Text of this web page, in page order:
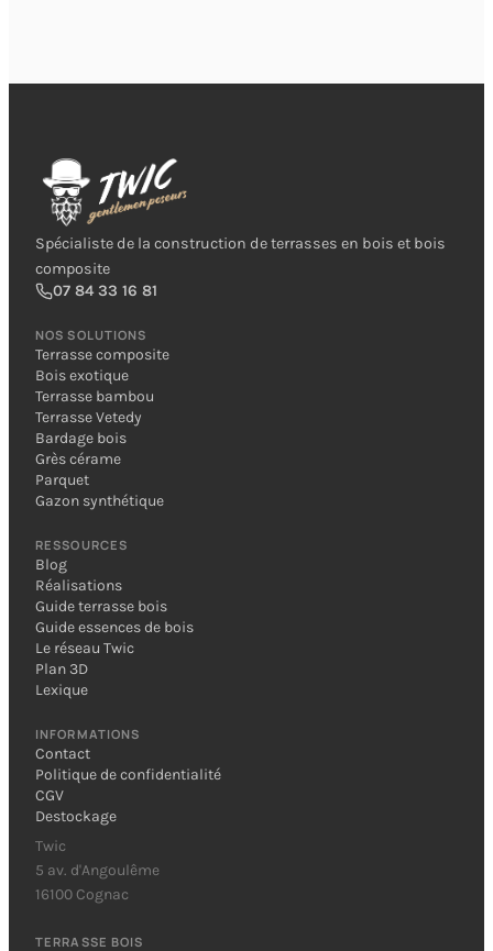
Spécialiste de la construction de terrasses en bois et bois
composite
07 84 33 16 81
NOS SOLUTIONS
Terrasse composite
Bois exotique
Terrasse bambou
Terrasse Vetedy
Bardage bois
Grès cérame
Parquet
Gazon synthétique
RESSOURCES
Blog
Réalisations
Guide terrasse bois
Guide essences de bois
Le réseau Twic
Plan 3D
Lexique
INFORMATIONS
Contact
Politique de confidentialité
CGV
Destockage
Twic
5 av. d'Angoulême
16100 Cognac
TERRASSE BOIS